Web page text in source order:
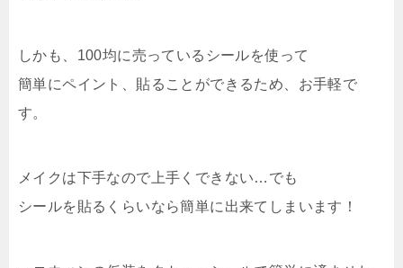
しかも、100均に売っているシールを使って
簡単にペイント、貼ることができるため、お手軽で
す。
メイクは下手なので上手くできない…でも
シールを貼るくらいなら簡単に出来てしまいます！